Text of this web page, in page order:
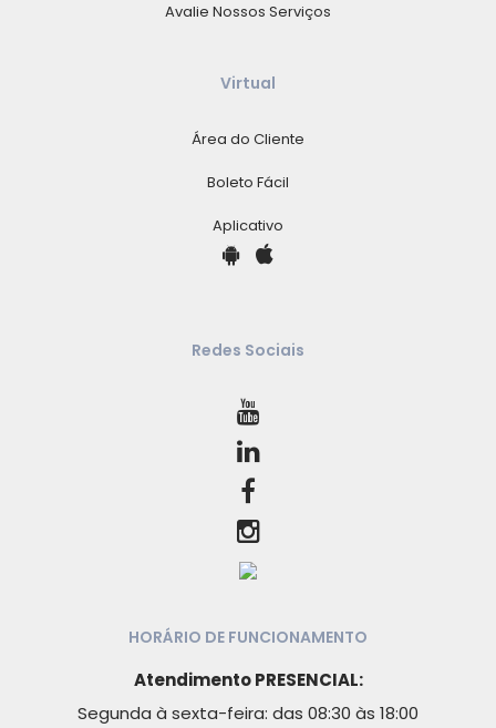
Avalie Nossos Serviços
Virtual
Área do Cliente
Boleto Fácil
Aplicativo
Redes Sociais
HORÁRIO DE FUNCIONAMENTO
Atendimento PRESENCIAL:
Segunda à sexta-feira: das 08:30 às 18:00